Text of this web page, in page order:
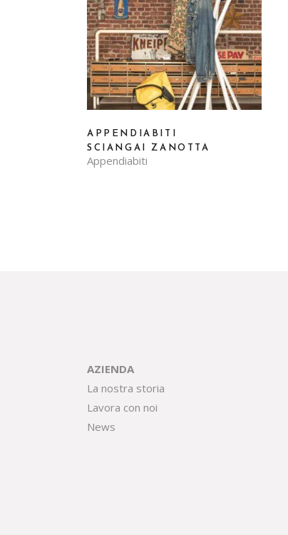
APPENDIABITI
SCIANGAI ZANOTTA
Appendiabiti
AZIENDA
La nostra storia
Lavora con noi
News